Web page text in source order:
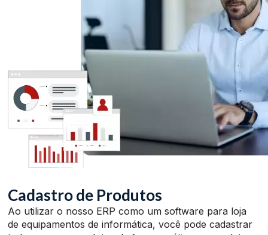
Cadastro de Produtos
Ao utilizar o nosso ERP como um software para loja
de equipamentos de informática, você pode cadastrar